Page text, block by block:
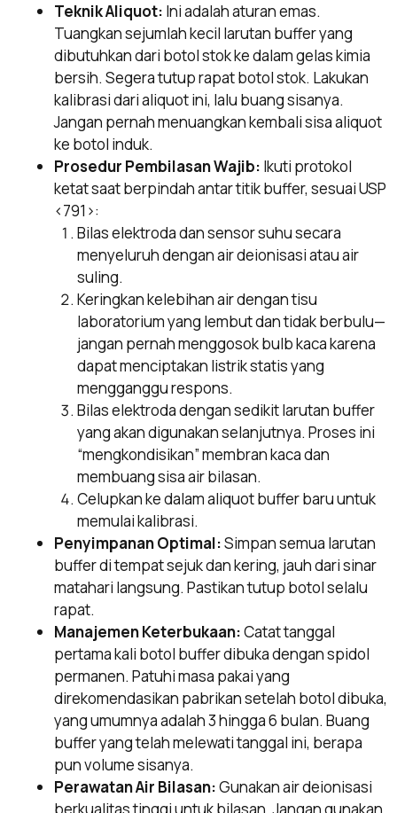
Teknik Aliquot: Ini adalah aturan emas.
Tuangkan sejumlah kecil larutan buffer yang
dibutuhkan dari botol stok ke dalam gelas kimia
bersih. Segera tutup rapat botol stok. Lakukan
kalibrasi dari aliquot ini, lalu buang sisanya.
Jangan pernah menuangkan kembali sisa aliquot
ke botol induk.
Prosedur Pembilasan Wajib: Ikuti protokol
ketat saat berpindah antar titik buffer, sesuai USP
<791>:
Bilas elektroda dan sensor suhu secara
menyeluruh dengan air deionisasi atau air
suling.
Keringkan kelebihan air dengan tisu
laboratorium yang lembut dan tidak berbulu—
jangan pernah menggosok bulb kaca karena
dapat menciptakan listrik statis yang
mengganggu respons.
Bilas elektroda dengan sedikit larutan buffer
yang akan digunakan selanjutnya. Proses ini
“mengkondisikan” membran kaca dan
membuang sisa air bilasan.
Celupkan ke dalam aliquot buffer baru untuk
memulai kalibrasi.
Penyimpanan Optimal:Simpan semua larutan
buffer di tempat sejuk dan kering, jauh dari sinar
matahari langsung. Pastikan tutup botol selalu
rapat.
Manajemen Keterbukaan:Catat tanggal
pertama kali botol buffer dibuka dengan spidol
permanen. Patuhi masa pakai yang
direkomendasikan pabrikan setelah botol dibuka,
yang umumnya adalah 3 hingga 6 bulan. Buang
buffer yang telah melewati tanggal ini, berapa
pun volume sisanya.
Perawatan Air Bilasan:Gunakan air deionisasi